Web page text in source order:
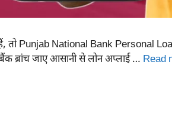
तो Punjab National Bank Personal
ब्रांच जाए आसानी से लोन अप्लाई … Read